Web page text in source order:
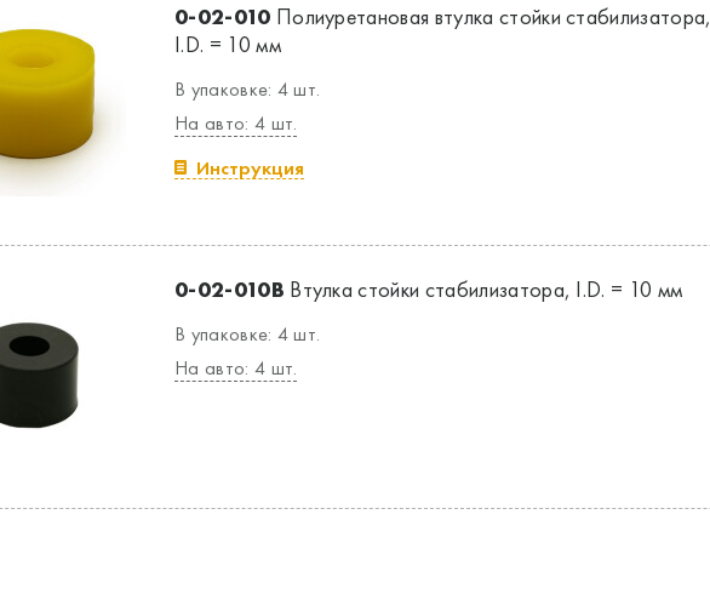
0-02-010 Полиуретановая втулка стойки стабилизатора,
I.D. = 10 мм
В упаковке: 4 шт.
На авто: 4 шт.
Инструкция
0-02-010B Втулка стойки стабилизатора, I.D. = 10 мм
В упаковке: 4 шт.
На авто: 4 шт.